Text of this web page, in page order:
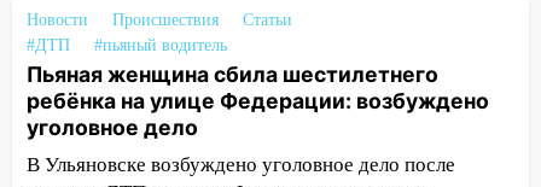
житель Вешкаймского района похитил у
знакомого 191 тысячу рублей
13:14 Ураган оторвал светофор на
проспекте Филатова в Ульяновске
13:12 Дерево пробило крышу дома на
Новости Происшествия
Статьи
#ДТП
#пьяный водитель
Пьяная женщина сбила шестилетнего
ребёнка на улице Федерации: возбуждено
уголовное дело
В Ульяновске возбуждено уголовное дело после